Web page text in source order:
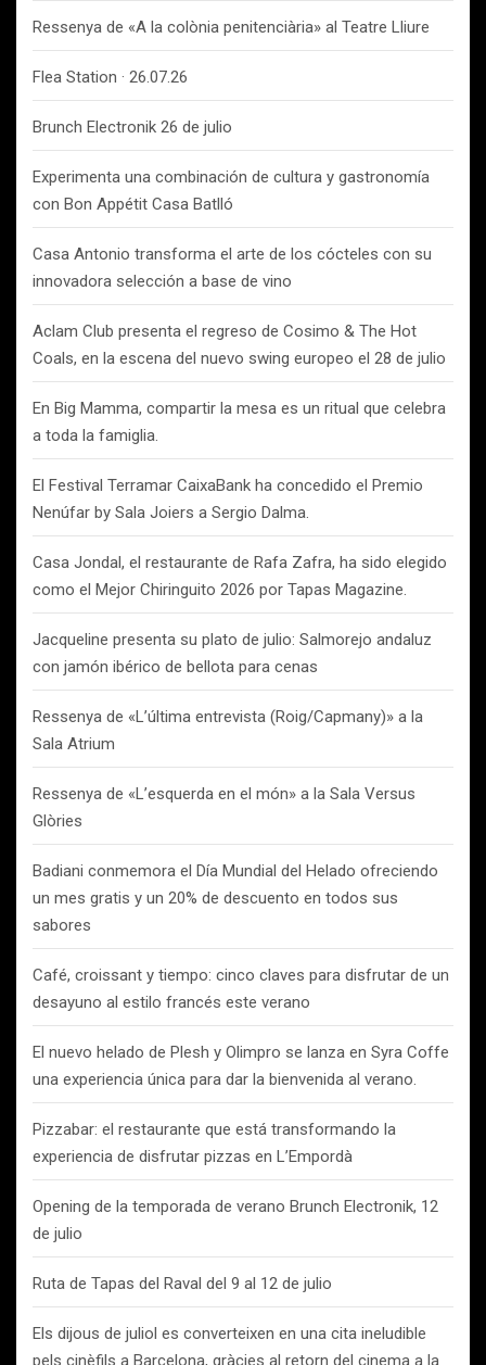
Ressenya de «A la colònia penitenciària» al Teatre Lliure
Flea Station · 26.07.26
Brunch Electronik 26 de julio
Experimenta una combinación de cultura y gastronomía
con Bon Appétit Casa Batlló
Casa Antonio transforma el arte de los cócteles con su
innovadora selección a base de vino
Aclam Club presenta el regreso de Cosimo & The Hot
Coals, en la escena del nuevo swing europeo el 28 de julio
En Big Mamma, compartir la mesa es un ritual que celebra
a toda la famiglia.
El Festival Terramar CaixaBank ha concedido el Premio
Nenúfar by Sala Joiers a Sergio Dalma.
Casa Jondal, el restaurante de Rafa Zafra, ha sido elegido
como el Mejor Chiringuito 2026 por Tapas Magazine.
Jacqueline presenta su plato de julio: Salmorejo andaluz
con jamón ibérico de bellota para cenas
Ressenya de «L’última entrevista (Roig/Capmany)» a la
Sala Atrium
Ressenya de «L’esquerda en el món» a la Sala Versus
Glòries
Badiani conmemora el Día Mundial del Helado ofreciendo
un mes gratis y un 20% de descuento en todos sus
sabores
Café, croissant y tiempo: cinco claves para disfrutar de un
desayuno al estilo francés este verano
El nuevo helado de Plesh y Olimpro se lanza en Syra Coffe
una experiencia única para dar la bienvenida al verano.
Pizzabar: el restaurante que está transformando la
experiencia de disfrutar pizzas en L’Empordà
Opening de la temporada de verano Brunch Electronik, 12
de julio
Ruta de Tapas del Raval del 9 al 12 de julio
Els dijous de juliol es converteixen en una cita ineludible
pels cinèfils a Barcelona, gràcies al retorn del cinema a la